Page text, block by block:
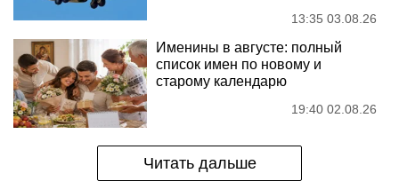
13:35 03.08.26
Именины в августе: полный
список имен по новому и
старому календарю
19:40 02.08.26
Читать дальше